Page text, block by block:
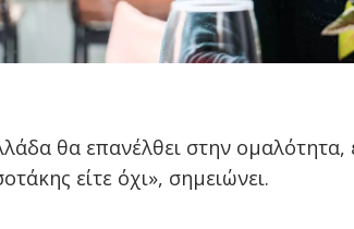
θα επανέλθει στην ομαλότητα,
είτε όχι», σημειώνει.